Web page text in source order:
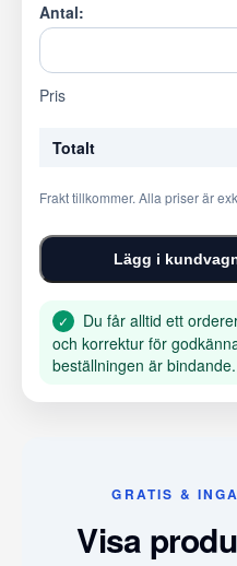
Antal:
Pris
Totalt
Frakt tillkommer. Alla priser är
Lägg i
✓
Du får alltid ett
och korrektur för
beställningen är bindande.
GRATIS &
Visa